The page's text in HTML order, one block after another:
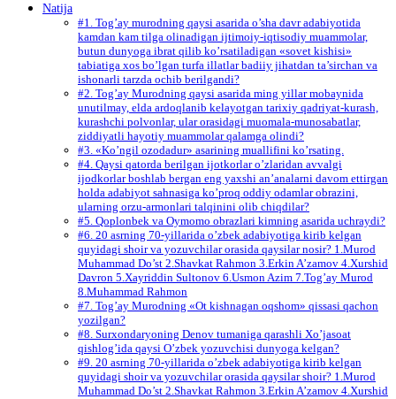
Natija
#1. Tog’ay murodning qaysi asarida o’sha davr adabiyotida
kamdan kam tilga olinadigan ijtimoiy-iqtisodiy muammolar,
butun dunyoga ibrat qilib ko’rsatiladigan «sovet kishisi»
tabiatiga xos bo’lgan turfa illatlar badiiy jihatdan ta’sirchan va
ishonarli tarzda ochib berilgandi?
#2. Tog’ay Murodning qaysi asarida ming yillar mobaynida
unutilmay, elda ardoqlanib kelayotgan tarixiy qadriyat-kurash,
kurashchi polvonlar, ular orasidagi muomala-munosabatlar,
ziddiyatli hayotiy muammolar qalamga olindi?
#3. «Ko’ngil ozodadur» asarining muallifini ko’rsating.
#4. Qaysi qatorda berilgan ijotkorlar o’zlaridan avvalgi
ijodkorlar boshlab bergan eng yaxshi an’analarni davom ettirgan
holda adabiyot sahnasiga ko’proq oddiy odamlar obrazini,
ularning orzu-armonlari talqinini olib chiqdilar?
#5. Qoplonbek va Oymomo obrazlari kimning asarida uchraydi?
#6. 20 asrning 70-yillarida o’zbek adabiyotiga kirib kelgan
quyidagi shoir va yozuvchilar orasida qaysilar nosir? 1.Murod
Muhammad Do’st 2.Shavkat Rahmon 3.Erkin A’zamov 4.Xurshid
Davron 5.Xayriddin Sultonov 6.Usmon Azim 7.Tog’ay Murod
8.Muhammad Rahmon
#7. Tog’ay Murodning «Ot kishnagan oqshom» qissasi qachon
yozilgan?
#8. Surxondaryoning Denov tumaniga qarashli Xo’jasoat
qishlog’ida qaysi O’zbek yozuvchisi dunyoga kelgan?
#9. 20 asrning 70-yillarida o’zbek adabiyotiga kirib kelgan
quyidagi shoir va yozuvchilar orasida qaysilar shoir? 1.Murod
Muhammad Do’st 2.Shavkat Rahmon 3.Erkin A’zamov 4.Xurshid